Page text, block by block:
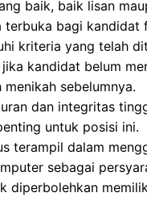
baik, baik lisan
terbuka bagi kandidat
kriteria yang telah
kandidat belum
menikah sebelumnya.
dan integritas
untuk posisi ini.
terampil dalam
sebagai
diperbolehkan